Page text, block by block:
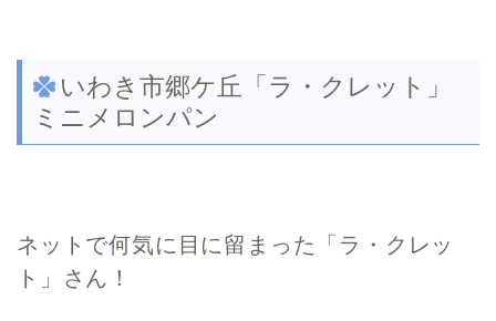
いわき市郷ケ丘「ラ・クレット」
ミニメロンパン
ネットで何気に目に留まった「ラ・クレッ
ト」さん！